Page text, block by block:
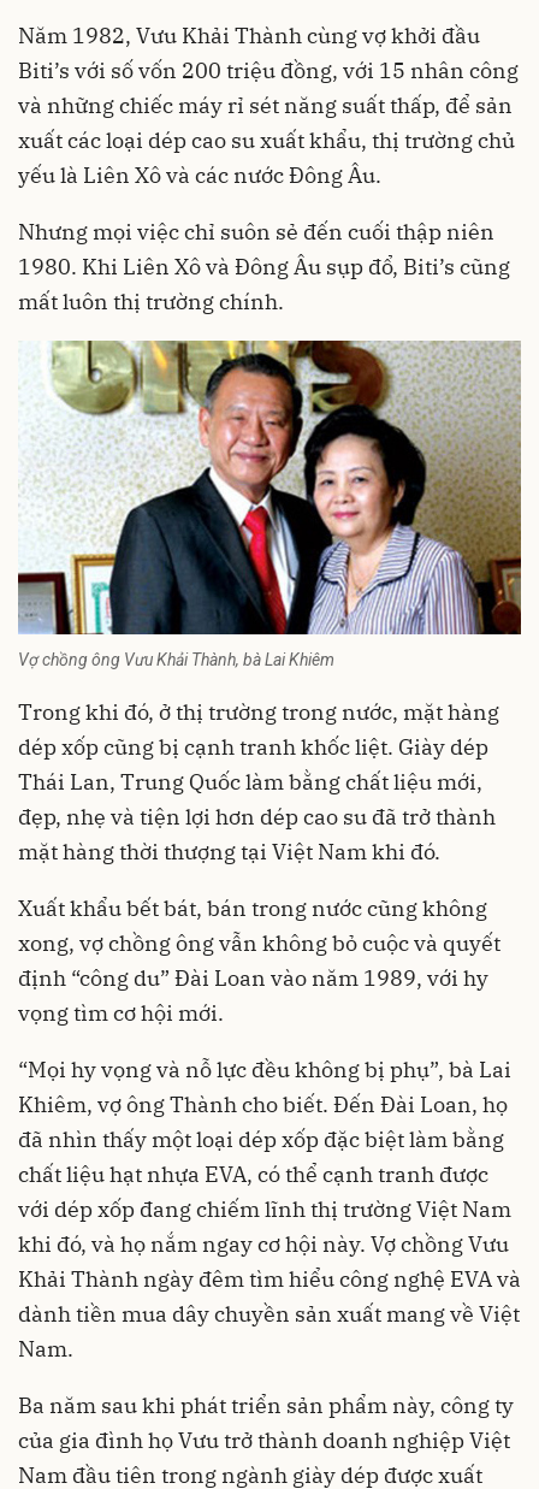
Năm 1982, Vưu Khải Thành cùng vợ khởi đầu
Biti’s với số vốn 200 triệu đồng, với 15 nhân công
và những chiếc máy rỉ sét năng suất thấp, để sản
xuất các loại dép cao su xuất khẩu, thị trường chủ
yếu là Liên Xô và các nước Đông Âu.
Nhưng mọi việc chỉ suôn sẻ đến cuối thập niên
1980. Khi Liên Xô và Đông Âu sụp đổ, Biti’s cũng
mất luôn thị trường chính.
Vợ chồng ông Vưu Khải Thành, bà Lai Khiêm
Trong khi đó, ở thị trường trong nước, mặt hàng
dép xốp cũng bị cạnh tranh khốc liệt. Giày dép
Thái Lan, Trung Quốc làm bằng chất liệu mới,
đẹp, nhẹ và tiện lợi hơn dép cao su đã trở thành
mặt hàng thời thượng tại Việt Nam khi đó.
Xuất khẩu bết bát, bán trong nước cũng không
xong, vợ chồng ông vẫn không bỏ cuộc và quyết
định “công du” Đài Loan vào năm 1989, với hy
vọng tìm cơ hội mới.
“Mọi hy vọng và nỗ lực đều không bị phụ”, bà Lai
Khiêm, vợ ông Thành cho biết. Đến Đài Loan, họ
đã nhìn thấy một loại dép xốp đặc biệt làm bằng
chất liệu hạt nhựa EVA, có thể cạnh tranh được
với dép xốp đang chiếm lĩnh thị trường Việt Nam
khi đó, và họ nắm ngay cơ hội này. Vợ chồng Vưu
Khải Thành ngày đêm tìm hiểu công nghệ EVA và
dành tiền mua dây chuyền sản xuất mang về Việt
Nam.
Ba năm sau khi phát triển sản phẩm này, công ty
của gia đình họ Vưu trở thành doanh nghiệp Việt
Nam đầu tiên trong ngành giày dép được xuất